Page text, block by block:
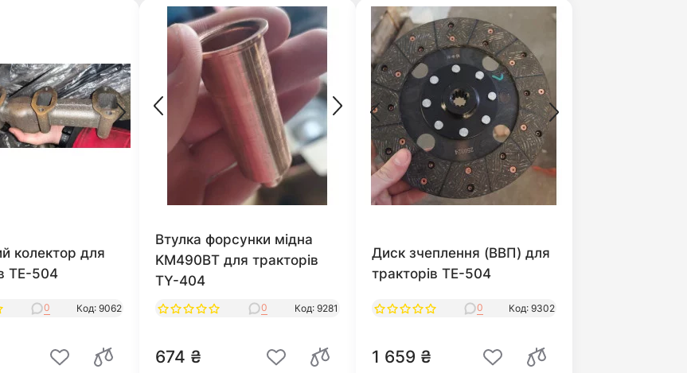
колектор для
ТЕ-504
0 Код: 9062
Втулка форсунки мідна
KM490ВТ для тракторів
TY-404
0 Код: 9281
674 ₴
Диск зчеплення (ВВП) для
тракторів TE-504
0 Код: 9302
1 659 ₴